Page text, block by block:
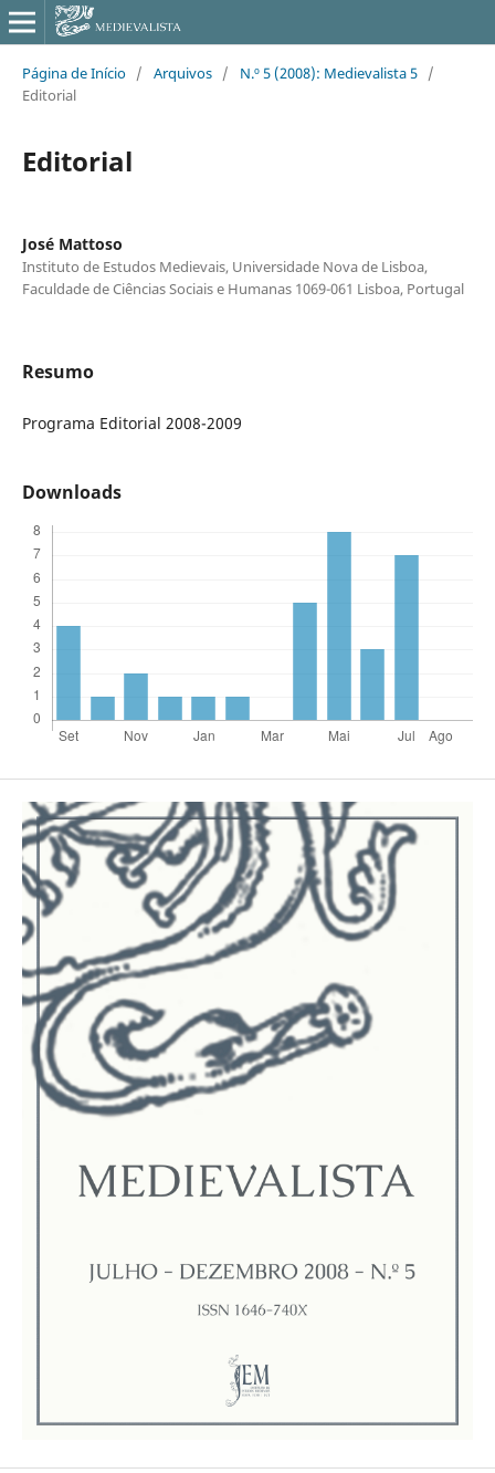
Página de Início / Arquivos / N.º 5 (2008): Medievalista 5 /
Editorial
Editorial
José Mattoso
Instituto de Estudos Medievais, Universidade Nova de Lisboa,
Faculdade de Ciências Sociais e Humanas 1069-061 Lisboa, Portugal
Resumo
Programa Editorial 2008-2009
Downloads